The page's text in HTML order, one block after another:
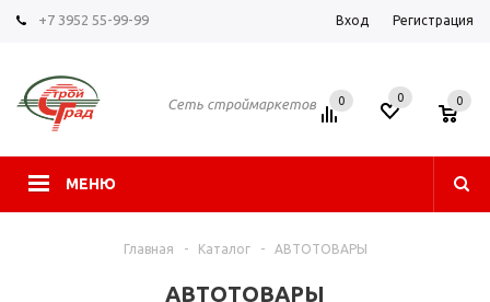
+7 3952 55-99-99 Вход Регистрация
Сеть строймаркетов
МЕНЮ
0 0 0
Главная - Каталог - АВТОТОВАРЫ
АВТОТОВАРЫ